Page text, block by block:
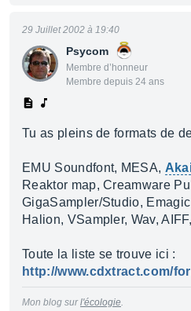
Psycom
Membre d’honneur
Membre depuis 24 ans
29 Juillet 2002 à 19:40
Tu as pleins de formats de
EMU Soundfont, MESA,
Reaktor map, Creamware
GigaSampler/Studio,
Halion, VSampler, Wav,
Toute la liste se trouve ici :
http://www.cdxtract.com/
Mon blog surl'écologie.